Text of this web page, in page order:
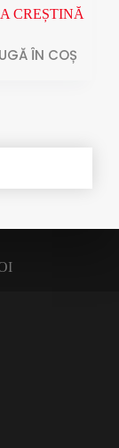
CREȘTINĂ
ÎN COȘ